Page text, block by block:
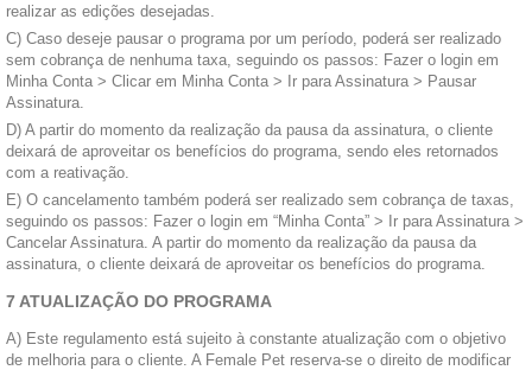
realizar as edições desejadas.
C) Caso deseje pausar o programa por um período, poderá ser realizado
sem cobrança de nenhuma taxa, seguindo os passos: Fazer o login em
Minha Conta > Clicar em Minha Conta > Ir para Assinatura > Pausar
Assinatura.
D) A partir do momento da realização da pausa da assinatura, o cliente
deixará de aproveitar os benefícios do programa, sendo eles retornados
com a reativação.
E) O cancelamento também poderá ser realizado sem cobrança de taxas,
seguindo os passos: Fazer o login em “Minha Conta” > Ir para Assinatura >
Cancelar Assinatura. A partir do momento da realização da pausa da
assinatura, o cliente deixará de aproveitar os benefícios do programa.
7 ATUALIZAÇÃO DO PROGRAMA
A) Este regulamento está sujeito à constante atualização com o objetivo
de melhoria para o cliente. A Female Pet reserva-se o direito de modificar